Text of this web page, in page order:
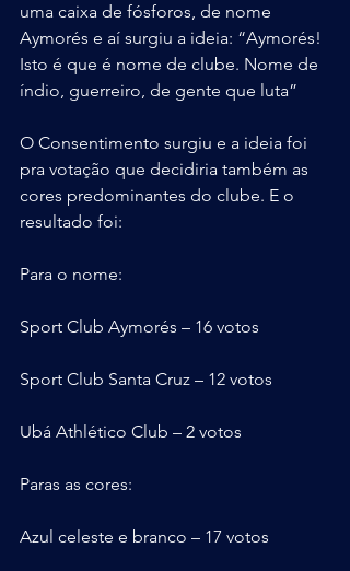
uma caixa de fósforos, de nome
Aymorés e aí surgiu a ideia: “Aymorés!
Isto é que é nome de clube. Nome de
índio, guerreiro, de gente que luta”
O Consentimento surgiu e a ideia foi
pra votação que decidiria também as
cores predominantes do clube. E o
resultado foi:
Para o nome:
Sport Club Aymorés – 16 votos
Sport Club Santa Cruz – 12 votos
Ubá Athlético Club – 2 votos
Paras as cores:
Azul celeste e branco – 17 votos